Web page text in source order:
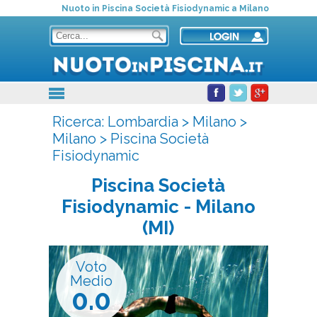
Nuoto in Piscina Società Fisiodynamic a Milano
Ricerca: Lombardia> Milano >
Milano > Piscina Società
Fisiodynamic
Piscina Società
Fisiodynamic- Milano
(MI)
Voto
Medio
0.0